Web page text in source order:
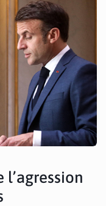
l’agression